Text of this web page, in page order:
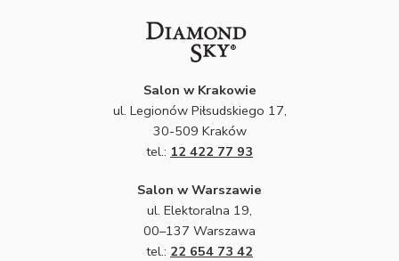
Salon w Krakowie
ul. Legionów Piłsudskiego 17,
30-509 Kraków
tel.: 12 422 77 93
Salon w Warszawie
ul. Elektoralna 19,
00–137 Warszawa
tel.: 22 654 73 42